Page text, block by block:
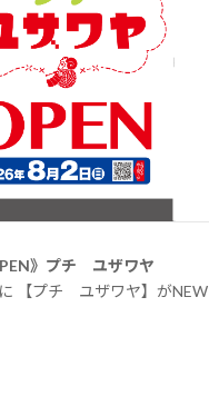
》プチ ユザワヤ
【プチ ユザワヤ】がNEW